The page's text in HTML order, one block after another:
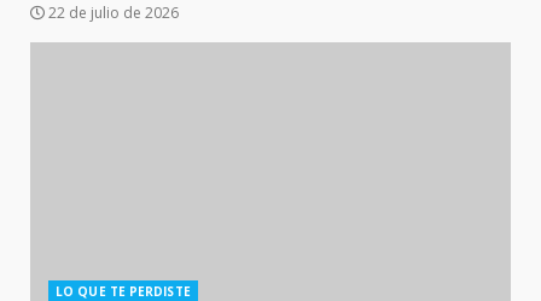
22 de julio de 2026
LO QUE TE PERDISTE